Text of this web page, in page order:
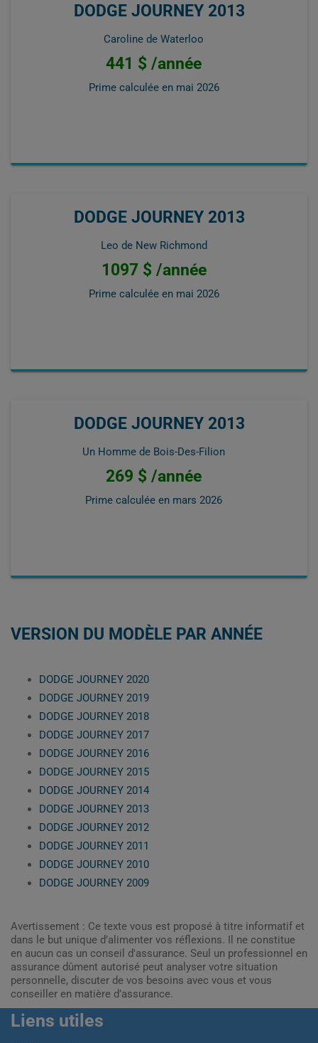
DODGE JOURNEY 2013
Caroline de Waterloo
441 $ /année
Prime calculée en mai 2026
DODGE JOURNEY 2013
Leo de New Richmond
1097 $ /année
Prime calculée en mai 2026
DODGE JOURNEY 2013
Un Homme de Bois-Des-Filion
269 $ /année
Prime calculée en mars 2026
VERSION DU MODÈLE PAR ANNÉE
DODGE JOURNEY 2020
DODGE JOURNEY 2019
DODGE JOURNEY 2018
DODGE JOURNEY 2017
DODGE JOURNEY 2016
DODGE JOURNEY 2015
DODGE JOURNEY 2014
DODGE JOURNEY 2013
DODGE JOURNEY 2012
DODGE JOURNEY 2011
DODGE JOURNEY 2010
DODGE JOURNEY 2009
Avertissement : Ce texte vous est proposé à titre informatif et
dans le but unique d’alimenter vos réflexions. Il ne constitue
en aucun cas un conseil d'assurance. Seul un professionnel en
assurance dûment autorisé peut analyser votre situation
personnelle, discuter de vos besoins avec vous et vous
conseiller en matière d’assurance.
Liens utiles